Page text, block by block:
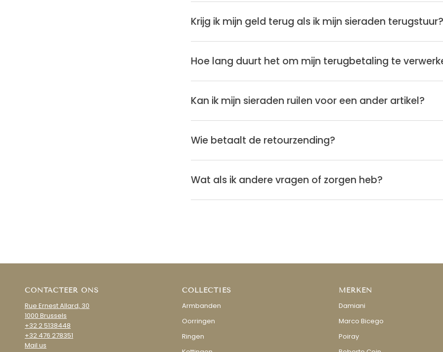
Krijg ik mijn geld terug als ik mijn sieraden terugstuur?
Hoe lang duurt het om mijn terugbetaling te
Kan ik mijn sieraden ruilen voor een ander artikel?
Wie betaalt de retourzending?
Wat als ik andere vragen of zorgen heb?
CONTACTEER ONS
Rue Ernest Allard, 30
1000 Brussels
+32 2 5138448
+32 476 278351
Mail us
COLLECTIES
Armbanden
Oorringen
Ringen
MERKEN
Damiani
Marco Bicego
Poiray